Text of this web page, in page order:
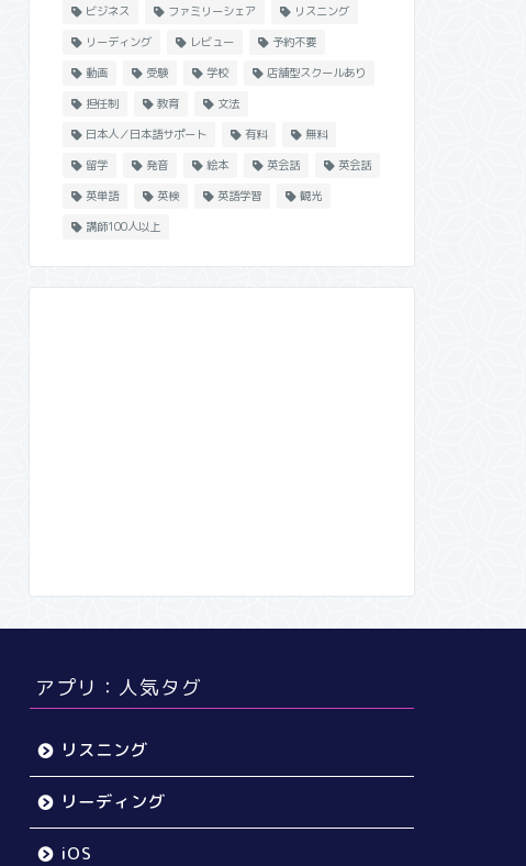
ビジネス
ファミリーシェア
リスニング
リーディング
レビュー
予約不要
動画
受験 学校
店舗型スクールあり
担任制
教育
文法
日本人／日本語サポート
有料
無料
留学
発音 絵本 英会話
英会話
英単語
英検 英語学習
観光
講師100人以上
アプリ：人気タグ
リスニング
リーディング
iOS